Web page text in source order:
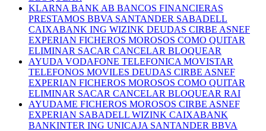
KLARNA BANK AB BANCOS FINANCIERAS
PRESTAMOS BBVA SANTANDER SABADELL
CAIXABANK ING WIZINK DEUDAS CIRBE ASNEF
EXPERIAN FICHEROS MOROSOS COMO QUITAR
ELIMINAR SACAR CANCELAR BLOQUEAR
AYUDA VODAFONE TELEFONICA MOVISTAR
TELEFONOS MOVILES DEUDAS CIRBE ASNEF
EXPERIAN FICHEROS MOROSOS COMO QUITAR
ELIMINAR SACAR CANCELAR BLOQUEAR RAI
AYUDAME FICHEROS MOROSOS CIRBE ASNEF
EXPERIAN SABADELL WIZINK CAIXABANK
BANKINTER ING UNICAJA SANTANDER BBVA